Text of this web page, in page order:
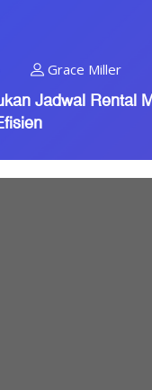
Grace Miller
Jadwal Rental